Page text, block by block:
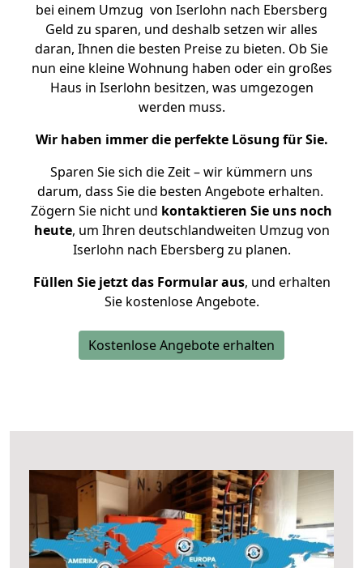
bei einem Umzug von Iserlohn nach Ebersberg
Geld zu sparen, und deshalb setzen wir alles
daran, Ihnen die besten Preise zu bieten. Ob Sie
nun eine kleine Wohnung haben oder ein großes
Haus in Iserlohn besitzen, was umgezogen
werden muss.
Wir haben immer die perfekte Lösung für Sie.
Sparen Sie sich die Zeit – wir kümmern uns
darum, dass Sie die besten Angebote erhalten.
Zögern Sie nicht und kontaktieren Sie uns noch
heute, um Ihren deutschlandweiten Umzug von
Iserlohn nach Ebersberg zu planen.
Füllen Sie jetzt das Formular aus, und erhalten
Sie kostenlose Angebote.
Kostenlose Angebote erhalten